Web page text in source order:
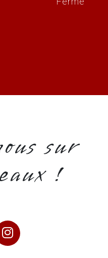
sur
!